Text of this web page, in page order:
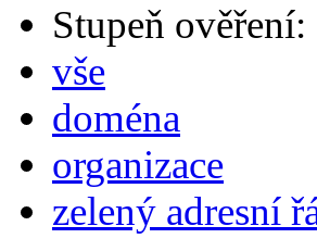
Stupeň ověření:
vše
doména
organizace
zelený adresní